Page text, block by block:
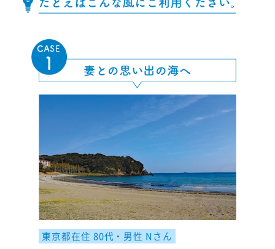
東京都在住 80代・男性 Nさん